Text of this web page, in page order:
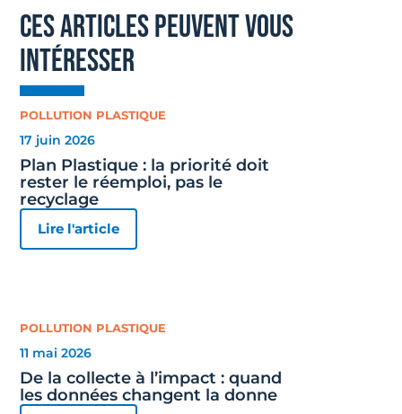
ces articles peuvent vous
intéresser
POLLUTION PLASTIQUE
17 juin 2026
Plan Plastique : la priorité doit
rester le réemploi, pas le
recyclage
Lire l'article
POLLUTION PLASTIQUE
11 mai 2026
De la collecte à l’impact : quand
les données changent la donne